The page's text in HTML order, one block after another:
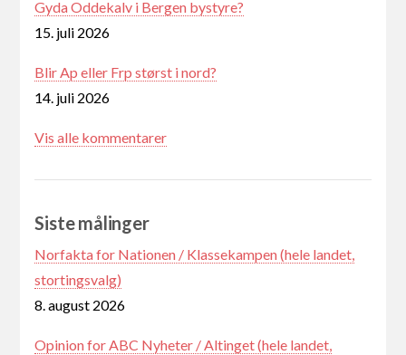
Gyda Oddekalv i Bergen bystyre?
15. juli 2026
Blir Ap eller Frp størst i nord?
14. juli 2026
Vis alle kommentarer
Siste målinger
Norfakta for Nationen / Klassekampen (hele landet,
stortingsvalg)
8. august 2026
Opinion for ABC Nyheter / Altinget (hele landet,